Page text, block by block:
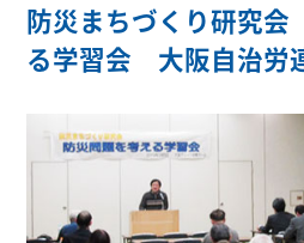
防災まちづくり研究
る学習会 大阪自治労